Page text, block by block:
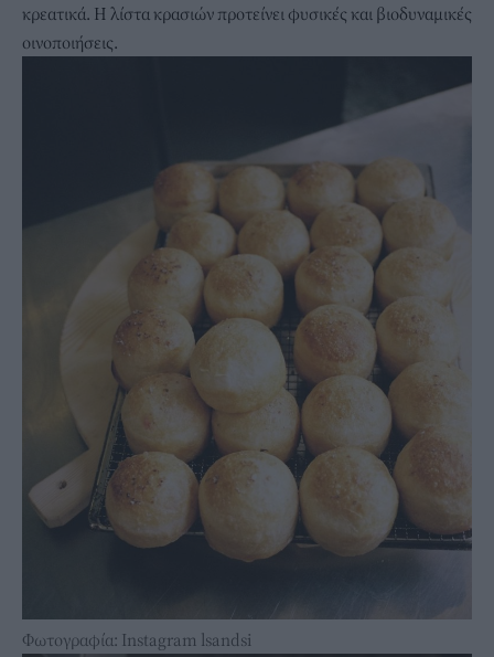
κρεατικά. Η λίστα κρασιών προτείνει φυσικές και βιοδυναμικές
οινοποιήσεις.
Φωτογραφία: Instagram lsandsi